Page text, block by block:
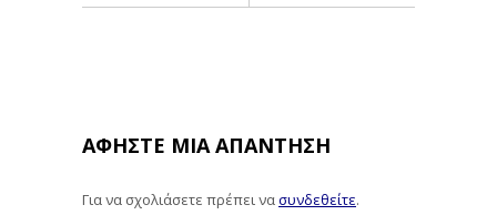
ΑΦΉΣΤΕ ΜΙΑ ΑΠΆΝΤΗΣΗ
Για να σχολιάσετε πρέπει νασυνδεθείτε.